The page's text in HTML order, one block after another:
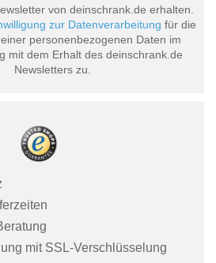
von deinschrank.de erhalten.
zur Datenverarbeitung für die
personenbezogenen Daten im
mit dem Erhalt des deinschrank.de
Newsletters zu.
mit SSL-Verschlüsselung